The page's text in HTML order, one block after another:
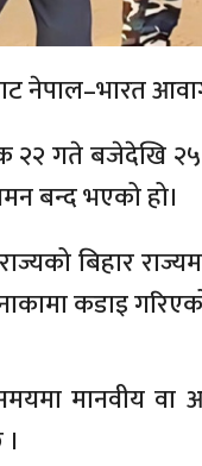
नेपाल–भारत
२२ गते बजेदेखि
बन्द भएको हो।
बिहार
कडाइ
मानवीय